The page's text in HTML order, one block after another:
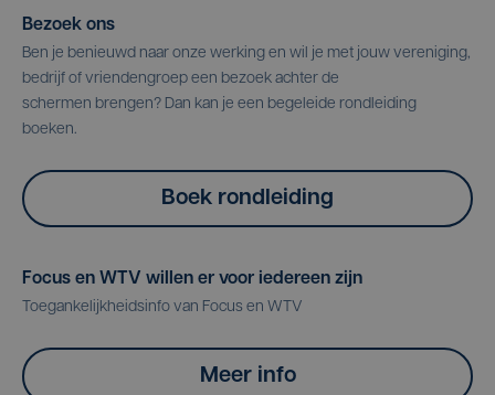
Bezoek ons
Ben je benieuwd naar onze werking en wil je met jouw vereniging,
bedrijf of vriendengroep een bezoek achter de
schermen brengen? Dan kan je een begeleide rondleiding
boeken.
Boek rondleiding
Focus en WTV willen er voor iedereen zijn
Toegankelijkheidsinfo van Focus en WTV
Meer info